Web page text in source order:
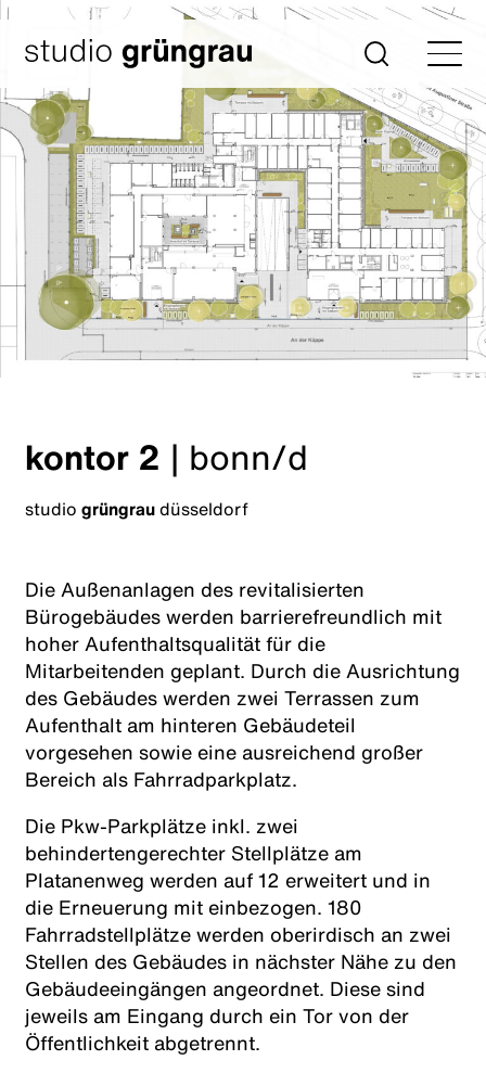
Zum
Inhalt
springen
Startseite Suche
kontor 2 | bonn/d
studio grüngraudüsseldorf
Die Außenanlagen des revitalisierten
Bürogebäudes werden barrierefreundlich mit
hoher Aufenthaltsqualität für die
Mitarbeitenden geplant. Durch die Ausrichtung
des Gebäudes werden zwei Terrassen zum
Aufenthalt am hinteren Gebäudeteil
vorgesehen sowie eine ausreichend großer
Bereich als Fahrradparkplatz.
Die Pkw-Parkplätze inkl. zwei
behindertengerechter Stellplätze am
Platanenweg werden auf 12 erweitert und in
die Erneuerung mit einbezogen. 180
Fahrradstellplätze werden oberirdisch an zwei
Stellen des Gebäudes in nächster Nähe zu den
Gebäudeeingängen angeordnet. Diese sind
jeweils am Eingang durch ein Tor von der
Öffentlichkeit abgetrennt.